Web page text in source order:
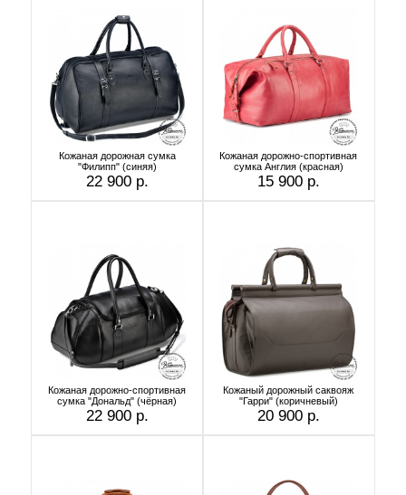
Кожаная дорожная сумка
"Филипп" (синяя)
22 900 р.
Кожаная дорожно-спортивная
сумка Англия (красная)
15 900 р.
Кожаная дорожно-спортивная
сумка "Дональд" (чёрная)
22 900 р.
Кожаный дорожный саквояж
"Гарри" (коричневый)
20 900 р.